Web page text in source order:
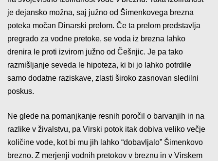
je dejansko možna, saj južno od Šimenkovega brezna
poteka močan Dinarski prelom. Če ta prelom predstavlja
pregrado za vodne pretoke, se voda iz brezna lahko
drenira le proti izvirom južno od Češnjic. Je pa tako
razmišljanje seveda le hipoteza, ki bi jo lahko potrdile
samo dodatne raziskave, zlasti široko zasnovan sledilni
poskus.
Ne glede na pomanjkanje resnih poročil o barvanjih in na
razlike v živalstvu, pa Virski potok itak dobiva veliko večje
količine vode, kot bi mu jih lahko “dobavljalo” Šimenkovo
brezno. Z merjenji vodnih pretokov v breznu in v Virskem